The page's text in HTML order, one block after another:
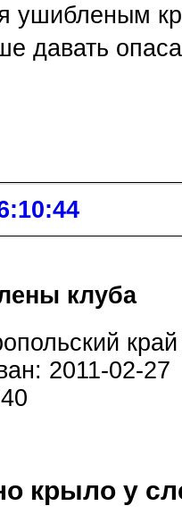
ушибленым
давать
клуба
край
2011-02-27
крыло у